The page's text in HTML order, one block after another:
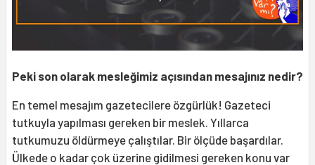
Peki son olarak mesleğimiz açısından mesajınız nedir?
En temel mesajım gazetecilere özgürlük! Gazeteci
tutkuyla yapılması gereken bir meslek. Yıllarca
tutkumuzu öldürmeye çalıştılar. Bir ölçüde başardılar.
Ülkede o kadar çok üzerine gidilmesi gereken konu var